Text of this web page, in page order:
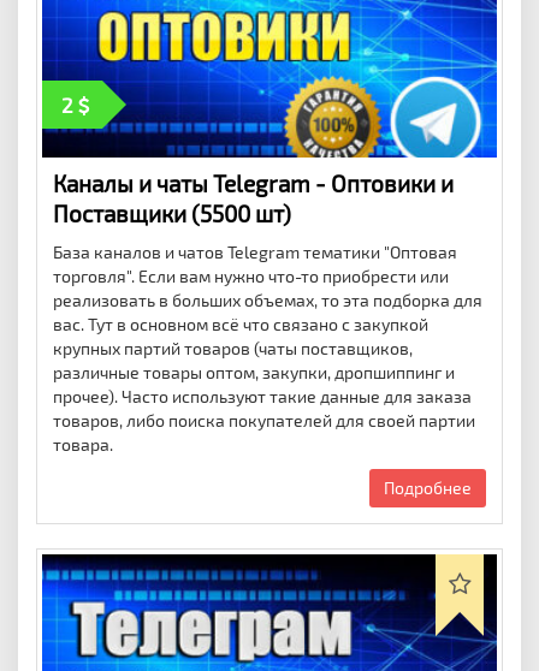
2
Каналы и чаты Telegram - Оптовики и
Поставщики (5500 шт)
База каналов и чатов Telegram тематики "Оптовая
торговля". Если вам нужно что-то приобрести или
реализовать в больших объемах, то эта подборка для
вас. Тут в основном всё что связано с закупкой
крупных партий товаров (чаты поставщиков,
различные товары оптом, закупки, дропшиппинг и
прочее). Часто используют такие данные для заказа
товаров, либо поиска покупателей для своей партии
товара.
Подробнее